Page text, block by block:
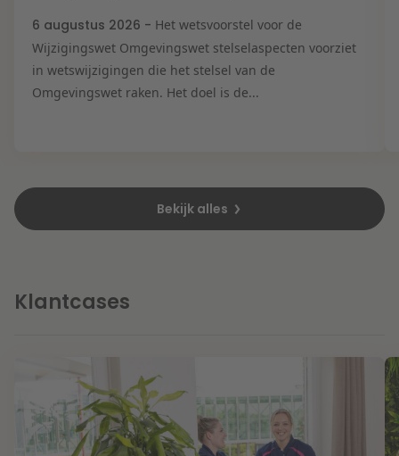
Aanbesteding & Mededinging
Aansprakelijkheid & Verzekering
Dichtbij de wendbare onderneming
6 augustus 2026 - Het wetsvoorstel voor de
Wijzigingswet Omgevingswet stelselaspecten voorziet
in wetswijzigingen die het stelsel van de
Omgevingswet raken. Het doel is de...
Bekijk alles
Klantcases